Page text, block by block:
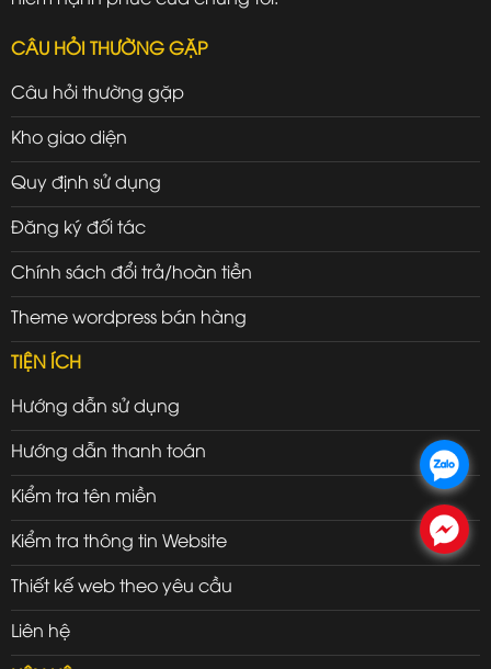
CÂU HỎI THƯỜNG GẶP
Câu hỏi thường gặp
Kho giao diện
Quy định sử dụng
Đăng ký đối tác
Chính sách đổi trả/hoàn tiền
Theme wordpress bán hàng
TIỆN ÍCH
Hướng dẫn sử dụng
Hướng dẫn thanh toán
Kiểm tra tên miền
Kiểm tra thông tin Website
Thiết kế web theo yêu cầu
Liên hệ
.
.